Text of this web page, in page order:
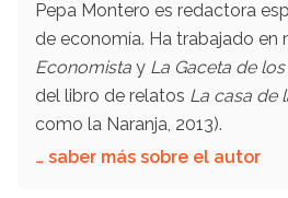
Pepa Montero es redactora
de economía. Ha trabajado en
Economista y La Gaceta de
del libro de relatos La casa de
como la Naranja, 2013).
… saber más sobre el autor